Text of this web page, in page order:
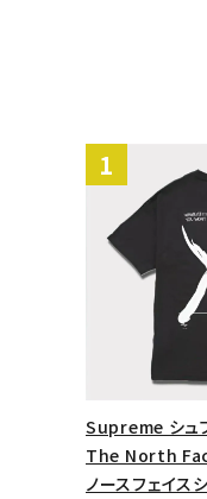
Supreme シュ
The North
ノースフェイス